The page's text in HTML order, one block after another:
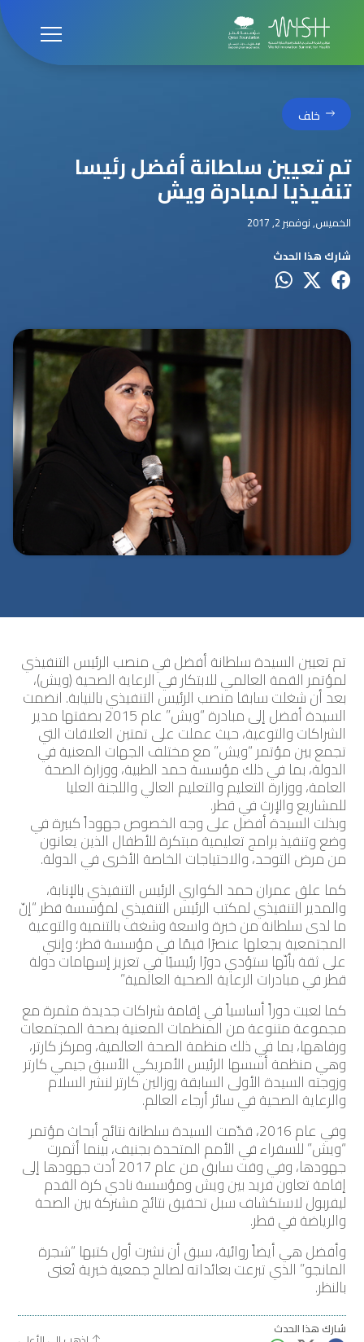
خلف
تم تعيين سلطانة أفضل رئيسا
تنفيذيا لمبادرة ويش
الخميس, نوفمبر 2, 2017
شارك هذا الحدث
تم تعيين السيدة سلطانة أفضل في منصب الرئيس التنفيذي
لمؤتمر القمة العالمي للابتكار في الرعاية الصحية (ويش)،
بعد أن شغلت سابقا منصب الرئيس التنفيذي بالنيابة. انضمت
السيدة أفضل إلى مبادرة “ويش” عام 2015 بصفتها مدير
الشراكات والتوعية، حيث عملت على تمتين العلاقات التي
تجمع بين مؤتمر “ويش” مع مختلف الجهات المعنية في
الدولة، بما في ذلك مؤسسة حمد الطبية، ووزارة الصحة
العامة، ووزارة التعليم والتعليم العالي واللجنة العليا
للمشاريع والإرث في قطر.
وبذلت السيدة أفضل على وجه الخصوص جهوداً كبيرة في
وضع وتنفيذ برامج تعليمية مبتكرة للأطفال الذين يعانون
من مرض التوحد، والاحتياجات الخاصة الأخرى في الدولة.
كما علق عمران حمد الكواري الرئيس التنفيذي بالإنابة،
والمدير التنفيذي لمكتب الرئيس التنفيذي لمؤسسة قطر “إنّ
ما لدى سلطانة من خبرة واسعة وشغف بالتنمية والتوعية
المجتمعية يجعلها عنصرًا قيمًا في مؤسسة قطر؛ وإنني
على ثقة بأنّها ستؤدي دورًا رئيسيًا في تعزيز إسهامات دولة
قطر في مبادرات الرعاية الصحية العالمية.”
كما لعبت دوراً أساسياً في إقامة شراكات جديدة مثمرة مع
مجموعة متنوعة من المنظمات المعنية بصحة المجتمعات
ورفاهها، بما في ذلك منظمة الصحة العالمية، ومركز كارتر،
وهي منظمة أسسها الرئيس الأمريكي الأسبق جيمي كارتر
وزوجته السيدة الأولى السابقة روزالين كارتر لنشر السلام
والرعاية الصحية في سائر أرجاء العالم.
وفي عام 2016، قدّمت السيدة سلطانة نتائج أبحاث مؤتمر
“ويش” للسفراء في الأمم المتحدة بجنيف، بينما أثمرت
جهودها، وفي وقت سابق من عام 2017 أدت جهودها إلى
إقامة تعاون فريد بين ويش ومؤسسة نادي كرة القدم
ليفربول لاستكشاف سبل تحقيق نتائج مشتركة بين الصحة
والرياضة في قطر.
وأفضل هي أيضاً روائية، سبق أن نشرت أول كتبها “شجرة
المانجو” الذي تبرعت بعائداته لصالح جمعية خيرية تُعنى
بالنظر.
شارك هذا الحدث